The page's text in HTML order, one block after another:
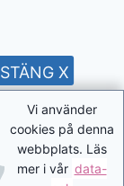
Vi använder
cookies på denna
webbplats. Läs
mer i vår data-
STÄNG X